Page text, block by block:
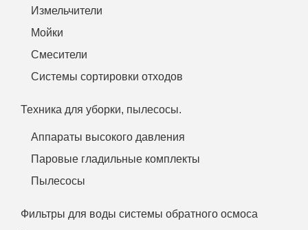
Измельчители
Мойки
Смесители
Системы сортировки отходов
Техника для уборки, пылесосы.
Аппараты высокого давления
Паровые гладильные комплекты
Пылесосы
Фильтры для воды системы обратного осмоса